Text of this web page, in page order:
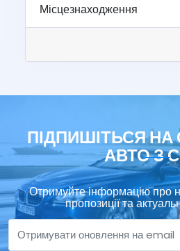
Місцезнаходження
ПІДПИШІТЬСЯ
АВТО З
Отримуйте інформацію про
пропозиції та